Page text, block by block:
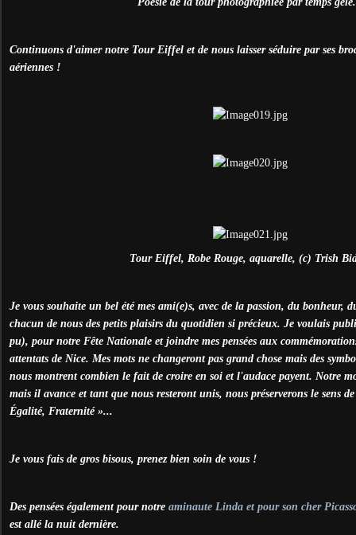
Continuons d'aimer notre Tour Eiffel et de nous laisser séduire par ses
aériennes !
Tour Eiffel, Robe Rouge, aquarelle, (c) Trish
Je vous souhaite un bel été mes ami(e)s, avec de la passion, du bonheur,
chacun de nous des petits plaisirs du quotidien si précieux. Je voulais
pu), pour notre Fête Nationale et joindre mes pensées aux
attentats de Nice. Mes mots ne changeront pas grand chose mais des
nous montrent combien le fait de croire en soi et l'audace payent. Notre
mais il avance et tant que nous resteront unis, nous préserverons le sens
Égalité, Fraternité »...
Je vous fais de gros bisous, prenez bien soin de vous !
Des pensées également pour notre aminaute Linda et pour son cher
est allé la nuit dernière.